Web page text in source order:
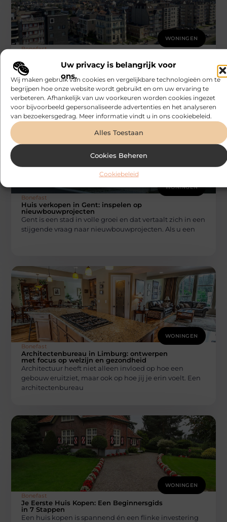
Uw privacy is belangrijk voor
ons.
Wij maken gebruik van cookies en vergelijkbare technologieën om te
begrijpen hoe onze website wordt gebruikt en om uw ervaring te
verbeteren. Afhankelijk van uw voorkeuren worden cookies ingezet
voor bijvoorbeeld gepersonaliseerde advertenties en het analyseren
van bezoekersgedrag. Meer informatie vindt u in ons cookiebeleid.
Alles Toestaan
Cookies Beheren
Cookiebeleid
WONINGEN
Bonefast
koop staat in Wenduine loont
Wenduine, gelegen aan de Belgische kust tussen De
Haan en Blankenberge, is al jaren een geliefde plek
voor wie op
WONINGEN
Bonefast
Huis verkopen in Gent: inspelen op
nieuwbouwprojecten
Gent is een stad in volle groei en dat vertaalt zich in een
stijgende vraag naar nieuwbouwprojecten. Als u een
WONINGEN
Bonefast
Architectenbureau in Limburg: ontwerpen
met focus op welzijn en gezondheid
Architectuur heeft niet alleen invloed op hoe een
gebouw eruitziet, maar ook op hoe jij je erin voelt. Een
architectenbureau
WONINGEN
Bonefast
Je Eerste Huis Kopen: Een Beginnersgids
in 7 Stappen
Een huis kopen is spannend én een flinke investering